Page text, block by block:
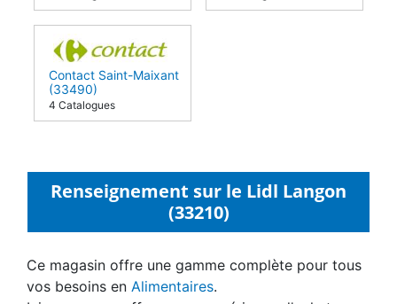
Contact Saint-Maixant
(33490)
4 Catalogues
Renseignement sur le Lidl Langon
(33210)
Ce magasin offre une gamme complète pour tous
vos besoins en Alimentaires.